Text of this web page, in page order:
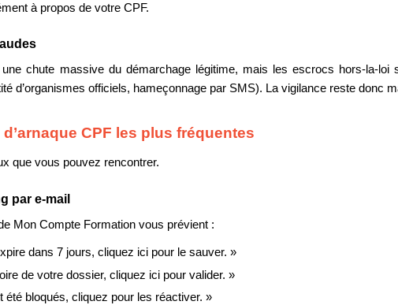
à propos de votre CPF.
chute massive du démarchage légitime, mais les escrocs hors-la-
d’organismes officiels, hameçonnage par SMS). La vigilance reste donc
CPF les plus fréquentes
que vous pouvez rencontrer.
par e-mail
Mon Compte Formation vous prévient :
dans 7 jours, cliquez ici pour le sauver. »
de votre dossier, cliquez ici pour valider. »
été bloqués, cliquez pour les réactiver. »